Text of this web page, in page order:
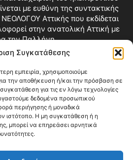
Συγκατάθεσης
εμπειρία, χρησιμοποιούμε
την αποθήκευση ή/και την πρόσβαση σε
για τις εν λόγω τεχνολογίες
δεδομένα προσωπικού
περιήγησης ή μοναδικά
ιστότοπο. Η μη συγκατάθεση ή η
μπορεί να επηρεάσει αρνητικά
με ευθύνη της συντακτικής
Αττικής που εκδίδεται
στην ανατολική Αττική με
την Παλλήνη.
info@neologosattikis.gr
ΜΑΣ